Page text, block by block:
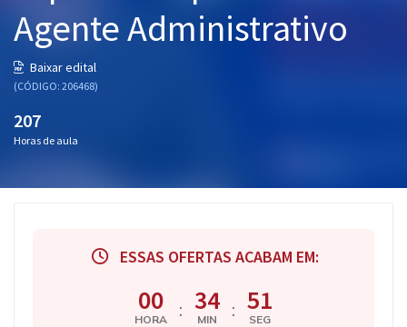
Pós
Graduação
Mentorias
Questões grátis
Agente Administrativo
Baixar edital
(CÓDIGO: 206468)
207
Horas de aula
ESSAS OFERTAS ACABAM EM:
00
HORA : 34
MIN : 51
SEG